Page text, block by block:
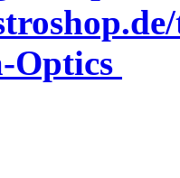
Optics